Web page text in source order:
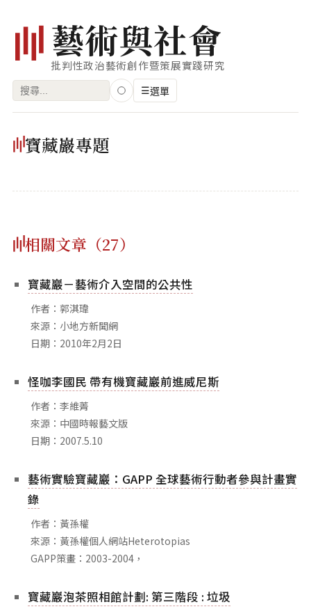
藝術與社會
批判性政治藝術創作暨策展實踐研究
搜
鍵
☰選單
索引
標籤雲
相關網站
關於
團隊成員
出版品
寶藏巖專題
相關文章（27）
寶藏巖－藝術介入空間的公共性
作者：郭淇瑋
來源：小地方新聞網
日期：2010年2月2日
怪咖李國民 帶有機寶藏巖前進威尼斯
作者：李維菁
來源：中國時報藝文版
日期：2007.5.10
藝術實驗寶藏巖：GAPP 全球藝術行動者參與計畫實
錄
作者：黃孫權
來源：黃孫權個人網站Heterotopias
GAPP策畫：2003-2004，
寶藏巖泡茶照相館計劃: 第三階段 : 垃圾